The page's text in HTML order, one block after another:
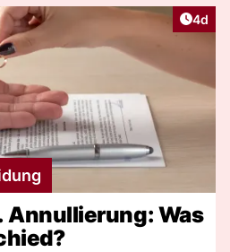
4d
Annullierung: Was